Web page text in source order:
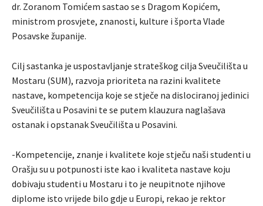
dr. Zoranom Tomićem sastao se s Dragom Kopićem,
ministrom prosvjete, znanosti, kulture i športa Vlade
Posavske županije.
Cilj sastanka je uspostavljanje strateškog cilja Sveučilišta u
Mostaru (SUM), razvoja prioriteta na razini kvalitete
nastave, kompetencija koje se stječe na dislociranoj jedinici
Sveučilišta u Posavini te se putem klauzura naglašava
ostanak i opstanak Sveučilišta u Posavini.
-Kompetencije, znanje i kvalitete koje stječu naši studenti u
Orašju su u potpunosti iste kao i kvaliteta nastave koju
dobivaju studenti u Mostaru i to je neupitnote njihove
diplome isto vrijede bilo gdje u Europi, rekao je rektor